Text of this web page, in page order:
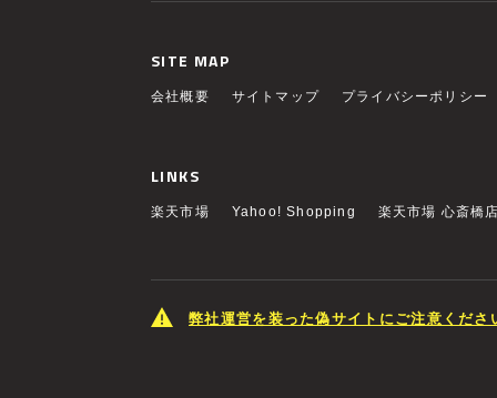
SITE MAP
会社概要 サイトマップ プライバシーポリシー
LINKS
楽天市場 Yahoo! Shopping 楽天市場 心斎橋
弊社運営を装った偽サイトにご注意くださ